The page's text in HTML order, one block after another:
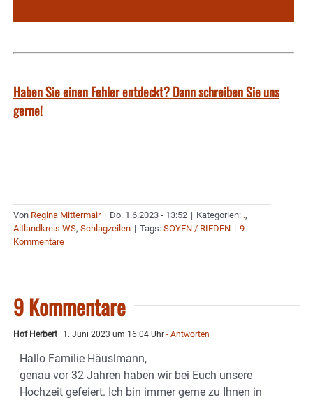
Haben Sie einen Fehler entdeckt? Dann schreiben Sie uns
gerne!
Von Regina Mittermair | Do. 1.6.2023 - 13:52 | Kategorien: .,
Altlandkreis WS, Schlagzeilen | Tags: SOYEN / RIEDEN | 9
Kommentare
9 Kommentare
Hof Herbert 1. Juni 2023 um 16:04 Uhr - Antworten
Hallo Familie Häuslmann,
genau vor 32 Jahren haben wir bei Euch unsere
Hochzeit gefeiert. Ich bin immer gerne zu Ihnen in